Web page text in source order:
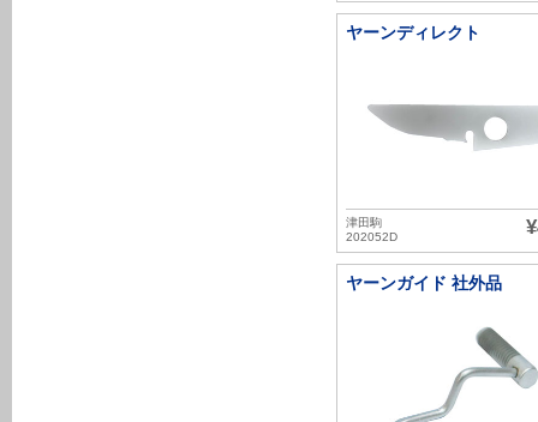
ヤーンディレクト
津田駒
202052D
ヤーンガイド 社外品